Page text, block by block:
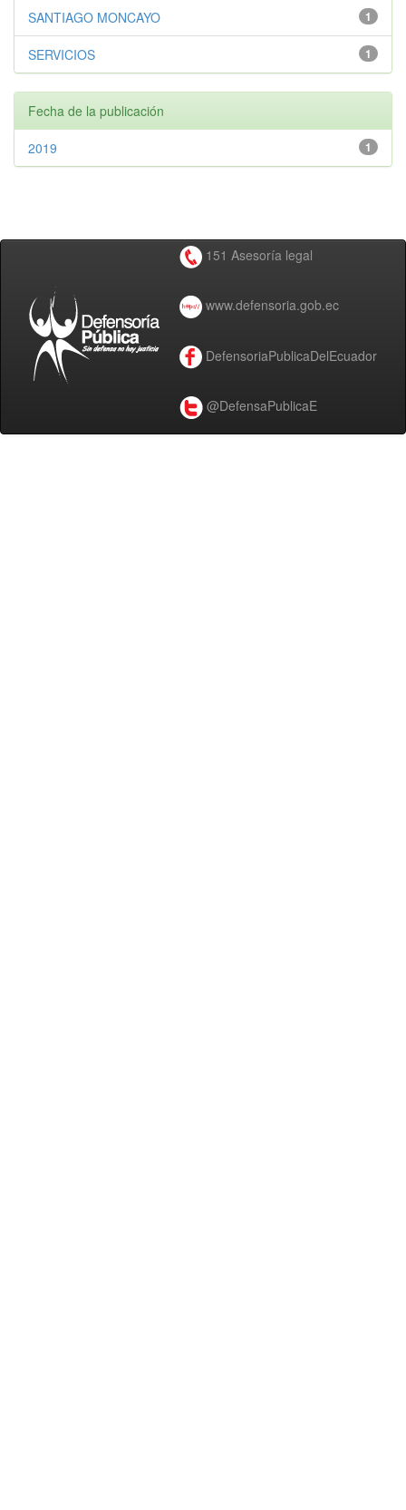
1
SANTIAGO MONCAYO
1
SERVICIOS
Fecha de la publicación
1
2019
151 Asesoría legal
www.defensoria.gob.ec
DefensoriaPublicaDelEcuador
@DefensaPublicaE